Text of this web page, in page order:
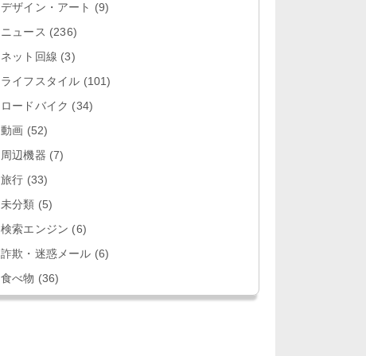
デザイン・アート (9)
ニュース (236)
ネット回線 (3)
ライフスタイル (101)
ロードバイク (34)
動画 (52)
周辺機器 (7)
旅行 (33)
未分類 (5)
検索エンジン (6)
詐欺・迷惑メール (6)
食べ物 (36)